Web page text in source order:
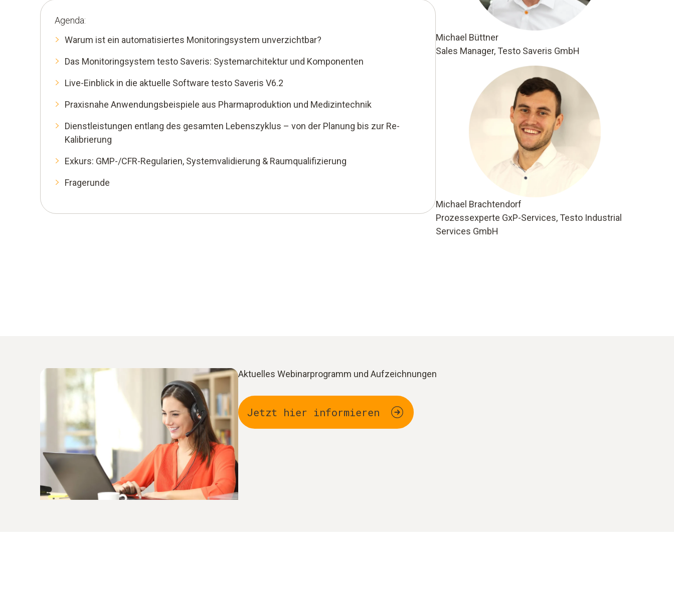
Agenda:
Warum ist ein automatisiertes Monitoringsystem unverzichtbar?
Das Monitoringsystem testo Saveris: Systemarchitektur und Komponenten
Live-Einblick in die aktuelle Software testo Saveris V6.2
Praxisnahe Anwendungsbeispiele aus Pharmaproduktion und Medizintechnik
Dienstleistungen entlang des gesamten Lebenszyklus – von der Planung bis zur Re-
Kalibrierung
Exkurs: GMP-/CFR-Regularien, Systemvalidierung & Raumqualifizierung
Fragerunde
Michael Büttner
Sales Manager, Testo Saveris GmbH
Michael Brachtendorf
Prozessexperte GxP-Services, Testo Industrial
Services GmbH
Aktuelles Webinarprogramm und Aufzeichnungen
Jetzt hier informieren